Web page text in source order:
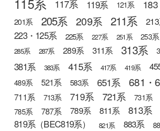
115系 117系 119系 121系
201系 205系 209系 211系
223・125系 225系 227系 251系 253系
285系
287系 289系 311系 313系
381系 383系 415系 417系 419系
489系 521系 583系 651系 681・
711系 713系 719系 721系 731系
785系 787系 789系 811系 813系
819系（BEC819系） 821系 883系